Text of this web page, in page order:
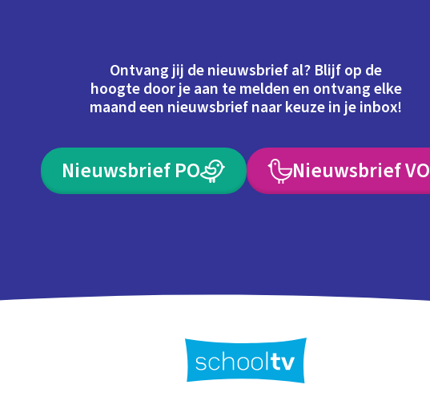
Ontvang jij de nieuwsbrief al? Blijf op de
hoogte door je aan te melden en ontvang elke
maand een nieuwsbrief naar keuze in je inbox!
Nieuwsbrief PO Nieuwsbrief VO